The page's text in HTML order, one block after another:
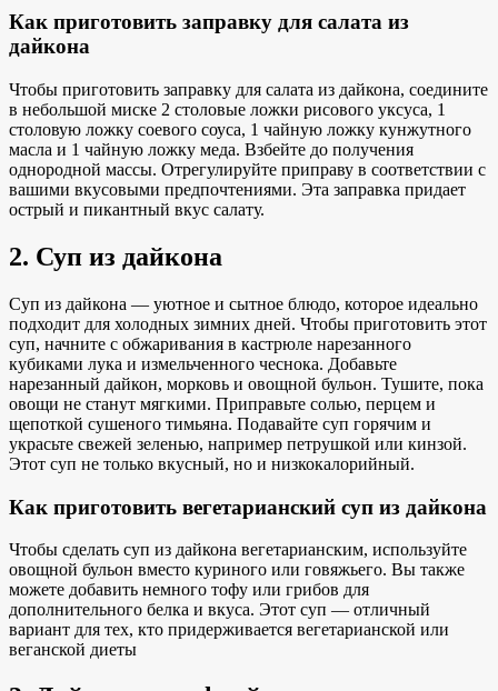
Как приготовить заправку для салата из
дайкона
Чтобы приготовить заправку для салата из дайкона, соедините
в небольшой миске 2 столовые ложки рисового уксуса, 1
столовую ложку соевого соуса, 1 чайную ложку кунжутного
масла и 1 чайную ложку меда. Взбейте до получения
однородной массы. Отрегулируйте приправу в соответствии с
вашими вкусовыми предпочтениями. Эта заправка придает
острый и пикантный вкус салату.
2. Суп из дайкона
Суп из дайкона — уютное и сытное блюдо, которое идеально
подходит для холодных зимних дней. Чтобы приготовить этот
суп, начните с обжаривания в кастрюле нарезанного
кубиками лука и измельченного чеснока. Добавьте
нарезанный дайкон, морковь и овощной бульон. Тушите, пока
овощи не станут мягкими. Приправьте солью, перцем и
щепоткой сушеного тимьяна. Подавайте суп горячим и
украсьте свежей зеленью, например петрушкой или кинзой.
Этот суп не только вкусный, но и низкокалорийный.
Как приготовить вегетарианский суп из дайкона
Чтобы сделать суп из дайкона вегетарианским, используйте
овощной бульон вместо куриного или говяжьего. Вы также
можете добавить немного тофу или грибов для
дополнительного белка и вкуса. Этот суп — отличный
вариант для тех, кто придерживается вегетарианской или
веганской диеты